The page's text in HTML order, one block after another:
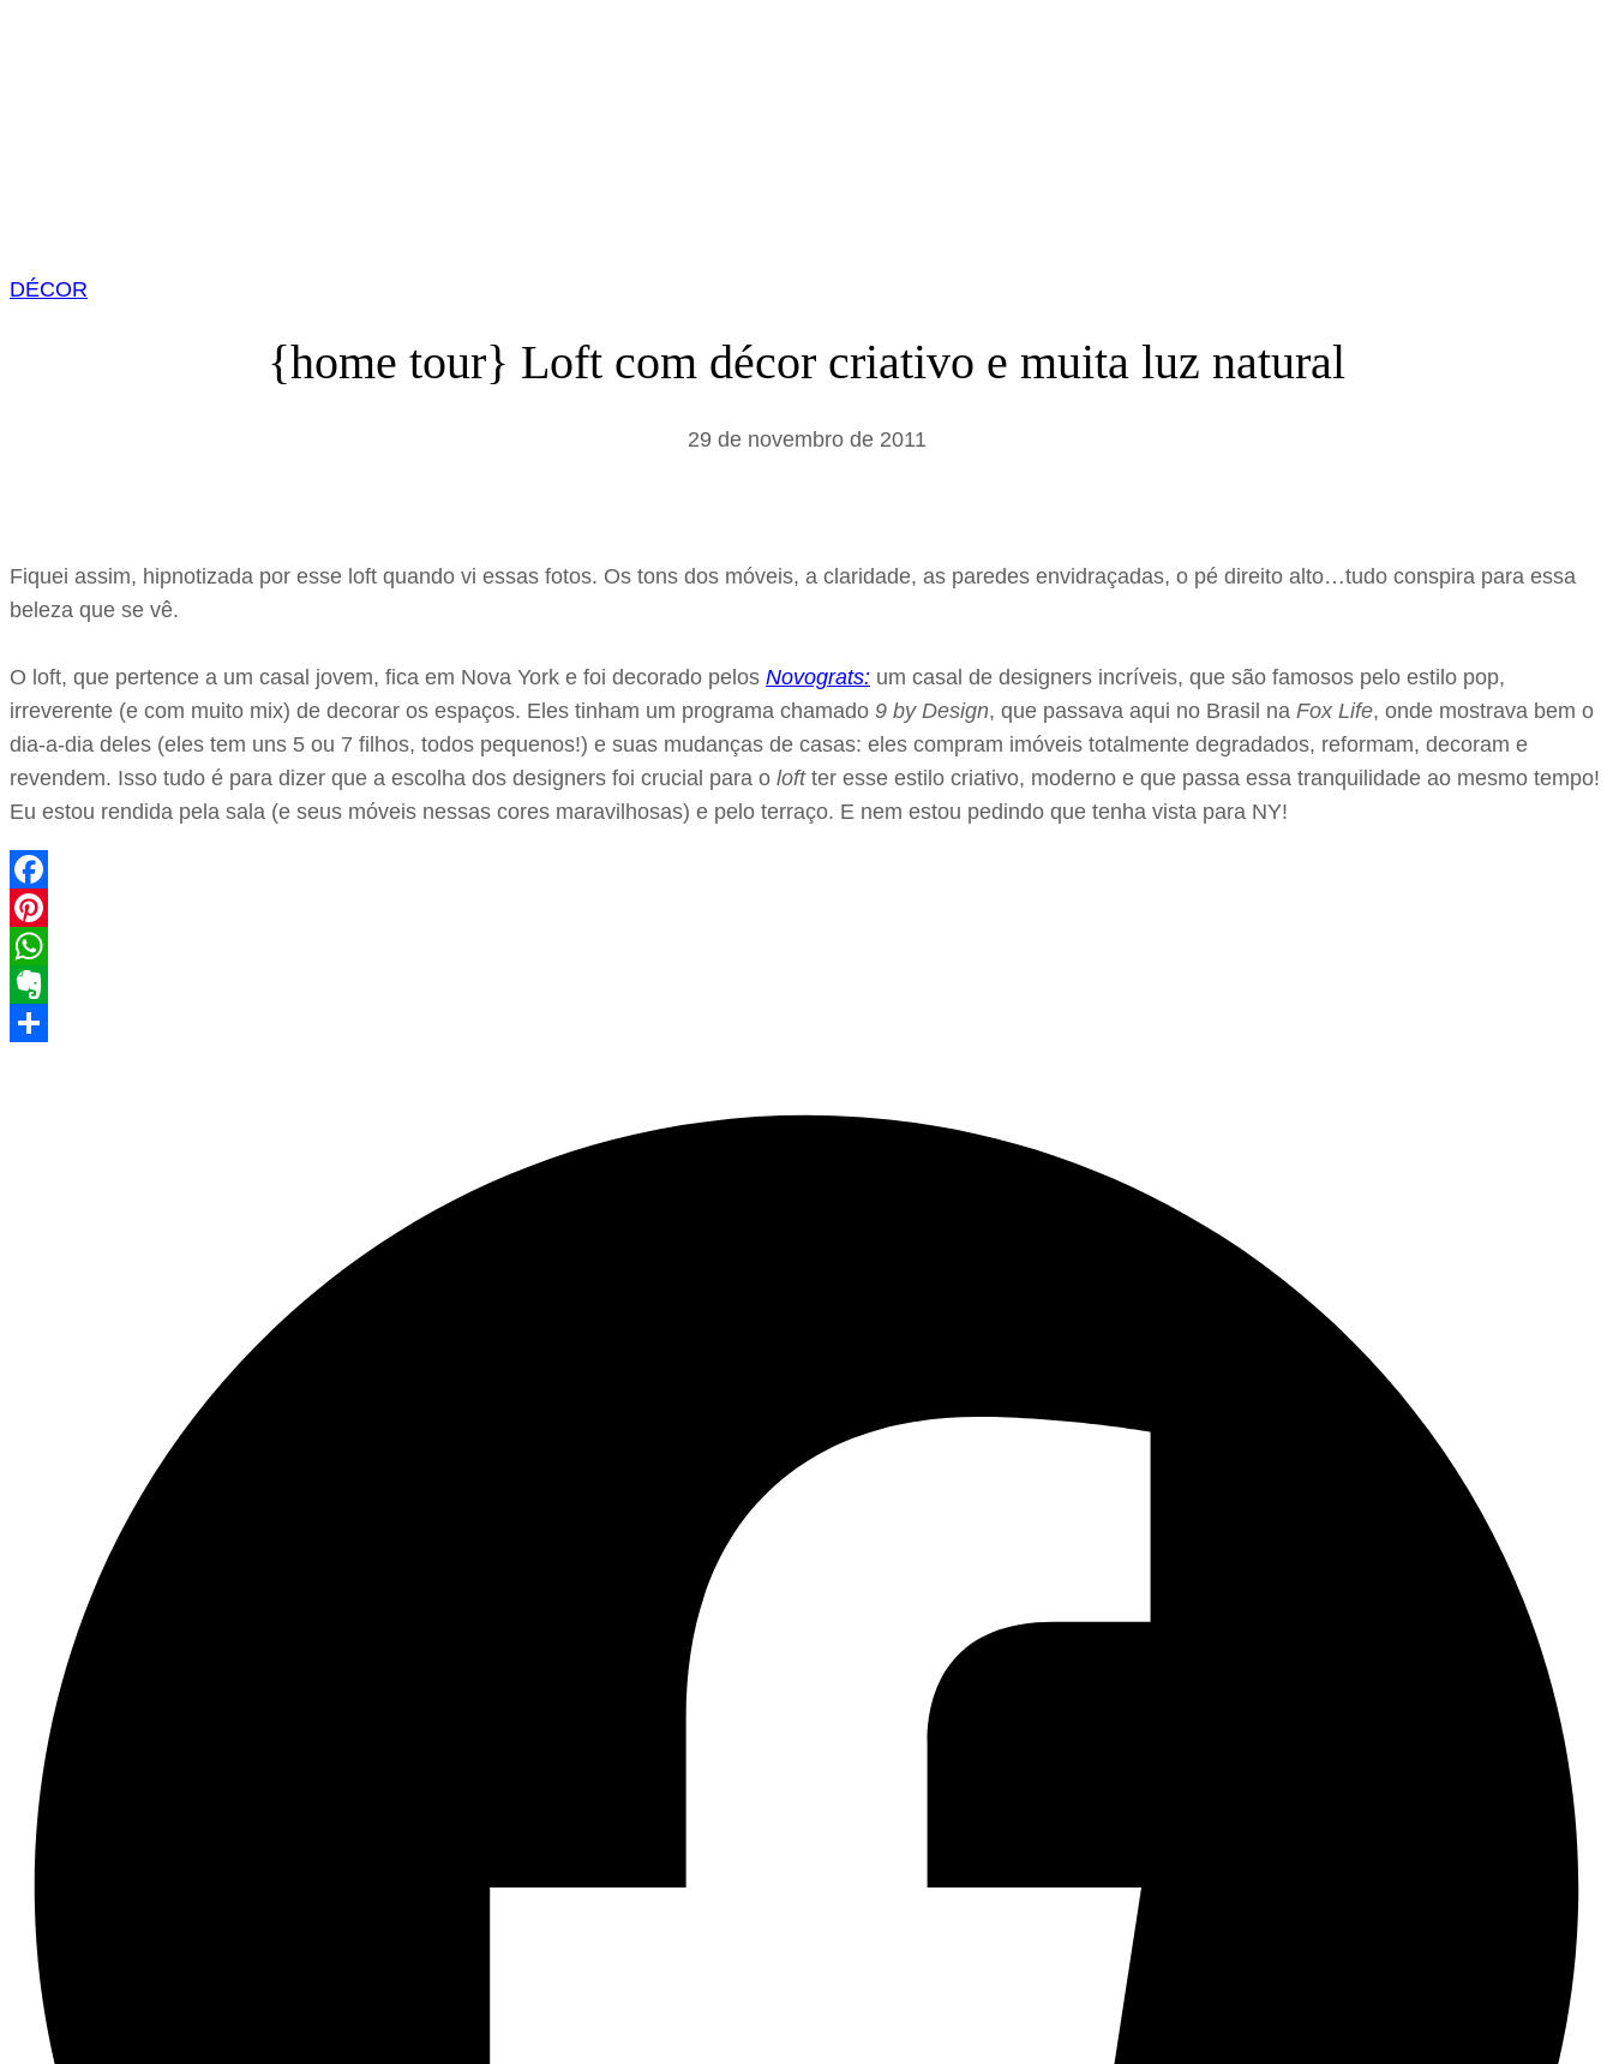
DÉCOR
{home tour} Loft com décor criativo e muita luz natural
29 de novembro de 2011
Fiquei assim, hipnotizada por esse loft quando vi essas fotos. Os tons dos móveis, a claridade, as paredes envidraçadas, o pé direito alto…tudo conspira para essa
beleza que se vê.
O loft, que pertence a um casal jovem, fica em Nova York e foi decorado pelos Novograts: um casal de designers incríveis, que são famosos pelo estilo pop,
irreverente (e com muito mix) de decorar os espaços. Eles tinham um programa chamado 9 by Design, que passava aqui no Brasil na Fox Life, onde mostrava bem o
dia-a-dia deles (eles tem uns 5 ou 7 filhos, todos pequenos!) e suas mudanças de casas: eles compram imóveis totalmente degradados, reformam, decoram e
revendem. Isso tudo é para dizer que a escolha dos designers foi crucial para o loftter esse estilo criativo, moderno e que passa essa tranquilidade ao mesmo tempo!
Eu estou rendida pela sala (e seus móveis nessas cores maravilhosas) e pelo terraço. E nem estou pedindo que tenha vista para NY!
Facebook
Pinterest
WhatsApp
Evernote